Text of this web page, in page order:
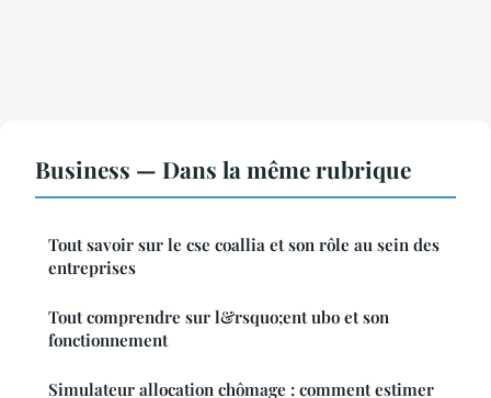
Business — Dans la même rubrique
Tout savoir sur le cse coallia et son rôle au sein des
entreprises
Tout comprendre sur l&rsquo;ent ubo et son
fonctionnement
Simulateur allocation chômage : comment estimer